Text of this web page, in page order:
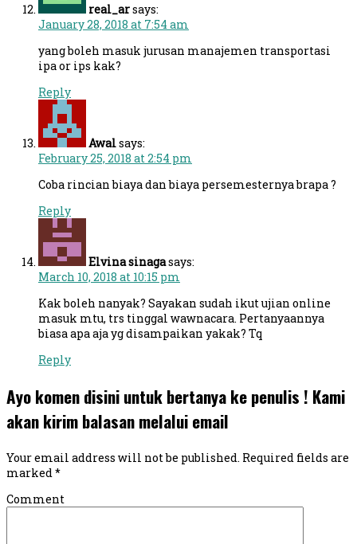
real_arsays:
January 28, 2018 at 7:54 am
yang boleh masuk jurusan manajemen transportasi
ipa or ips kak?
Reply
Awalsays:
February 25, 2018 at 2:54 pm
Coba rincian biaya dan biaya persemesternya brapa ?
Reply
Elvina sinagasays:
March 10, 2018 at 10:15 pm
Kak boleh nanyak? Sayakan sudah ikut ujian online
masuk mtu, trs tinggal wawnacara. Pertanyaannya
biasa apa aja yg disampaikan yakak? Tq
Reply
Ayo komen disini untuk bertanya ke penulis ! Kami
akan kirim balasan melalui email
Your email address will not be published. Required fields are
marked *
Comment